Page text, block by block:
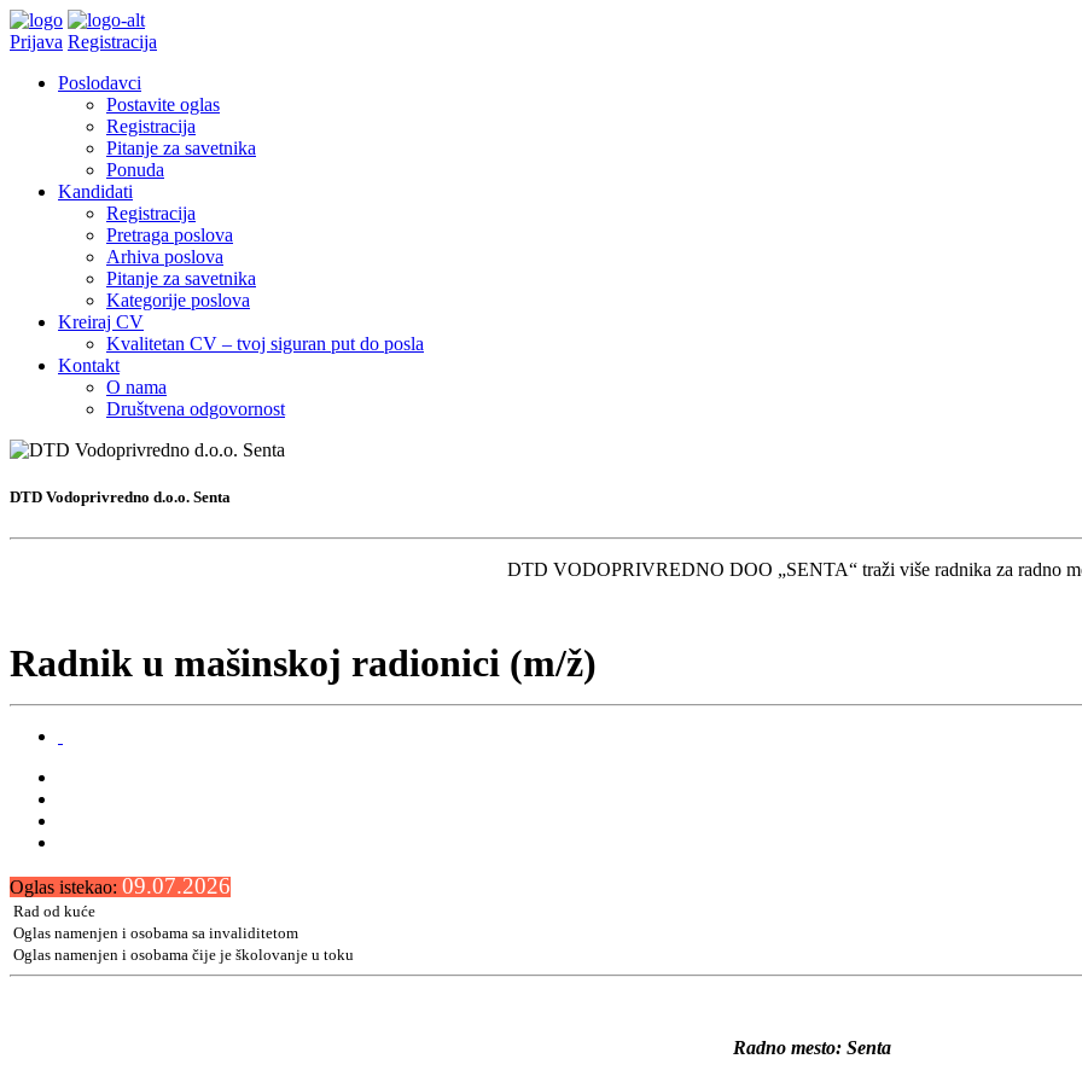
Prijava Registracija
Poslodavci
Postavite oglas
Registracija
Pitanje za savetnika
Ponuda
Kandidati
Registracija
Pretraga poslova
Arhiva poslova
Pitanje za savetnika
Kategorije poslova
Kreiraj CV
Kvalitetan CV – tvoj siguran put do posla
Kontakt
O nama
Društvena odgovornost
DTD Vodoprivredno d.o.o. Senta
DTD VODOPRIVREDNO DOO „SENTA“ traži više radnika za radno
Radnik u mašinskoj radionici (m/ž)
Oglas istekao: 09.07.2026
Rad od kuće
Oglas namenjen i osobama sa invaliditetom
Oglas namenjen i osobama čije je školovanje u toku
Radno mesto: Senta